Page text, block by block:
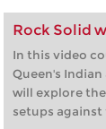
Rock Solid
In this video
Queen's Indian
will explore
setups